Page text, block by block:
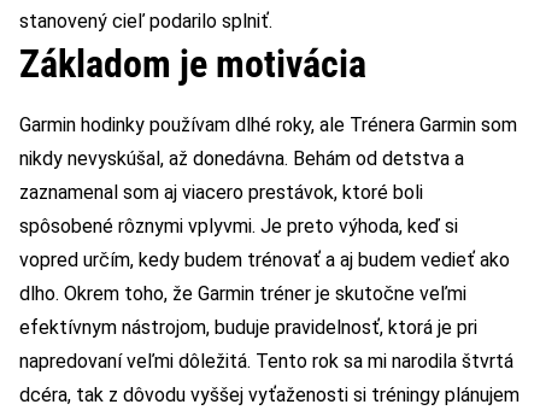
stanovený cieľ podarilo splniť.
Základom je motivácia
Garmin hodinky používam dlhé roky, ale Trénera Garmin som
nikdy nevyskúšal, až donedávna. Behám od detstva a
zaznamenal som aj viacero prestávok, ktoré boli
spôsobené rôznymi vplyvmi. Je preto výhoda, keď si
vopred určím, kedy budem trénovať a aj budem vedieť ako
dlho. Okrem toho, že Garmin tréner je skutočne veľmi
efektívnym nástrojom, buduje pravidelnosť, ktorá je pri
napredovaní veľmi dôležitá. Tento rok sa mi narodila štvrtá
dcéra, tak z dôvodu vyššej vyťaženosti si tréningy plánujem